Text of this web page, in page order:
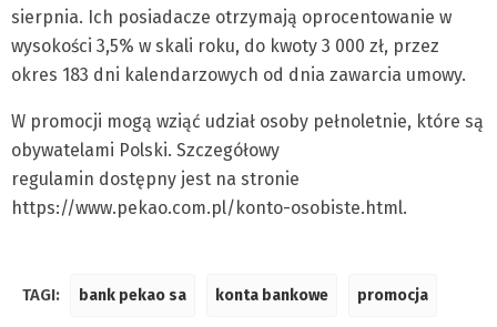
sierpnia. Ich posiadacze otrzymają oprocentowanie w
wysokości 3,5% w skali roku, do kwoty 3 000 zł, przez
okres 183 dni kalendarzowych od dnia zawarcia umowy.
W promocji mogą wziąć udział osoby pełnoletnie, które są
obywatelami Polski. Szczegółowy
regulamin dostępny jest na stronie
https://www.pekao.com.pl/konto-osobiste.html.
TAGI: bank pekao sa konta bankowe promocja